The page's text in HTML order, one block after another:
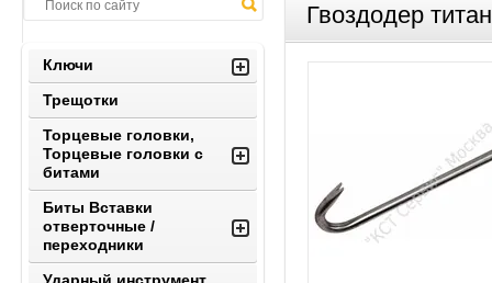
Ключи
Трещотки
Торцевые головки,
Торцевые головки с
битами
Биты Вставки
отверточные /
переходники
Гвоздодер